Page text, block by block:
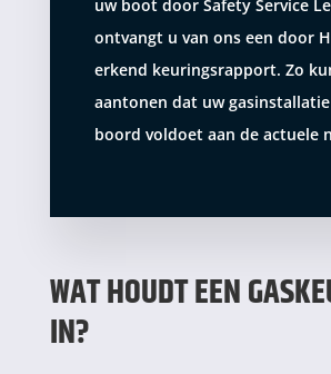
uw boot door Safety Service
ontvangt u van ons een door
erkend keuringsrapport. Zo
aantonen dat uw
boord voldoet aan de actuele
WAT HOUDT EEN
IN?